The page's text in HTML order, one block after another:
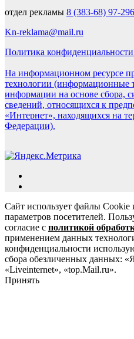
отдел рекламы 8 (383-68) 97-296
Kn-reklama@mail.ru
Политика
На информационном ресурсе
технологии (информационные
информации на основе сбора,
сведений, относящихся к
«Интернет», находящихся на
Федерации).
Сайт использует файлы Cookie
параметров посетителей.
согласие с политикой
применением данных
конфиденциальности
сбора обезличенных данных:
«Liveinternet», «top.Mail.ru».
Принять